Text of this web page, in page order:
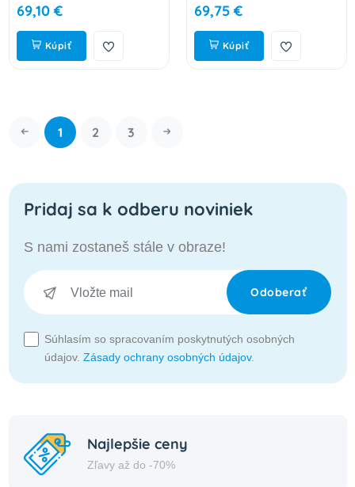
69,10 €
Kúpiť
69,75 €
Kúpiť
1 2 3
Pridaj sa k odberu noviniek
S nami zostaneš stále v obraze!
Odoberať
Súhlasím so spracovaním poskytnutých osobných
údajov. Zásady ochrany osobných údajov.
Najlepšie ceny
Zľavy až do -70%